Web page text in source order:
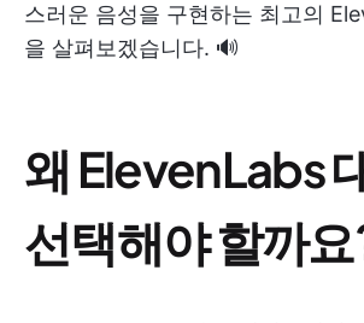
스러운 음성을 구현하는 최고의
을 살펴보겠습니다. 🔊
왜 ElevenLabs
선택해야 할까